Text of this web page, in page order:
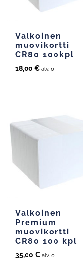
Valkoinen
muovikortti
CR80 100kpl
18,00 € alv. 0
Valkoinen
Premium
muovikortti
CR80 100 kpl
35,00 € alv. 0